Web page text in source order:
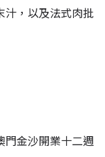
汁，以及法式肉批
門金沙開業十二週